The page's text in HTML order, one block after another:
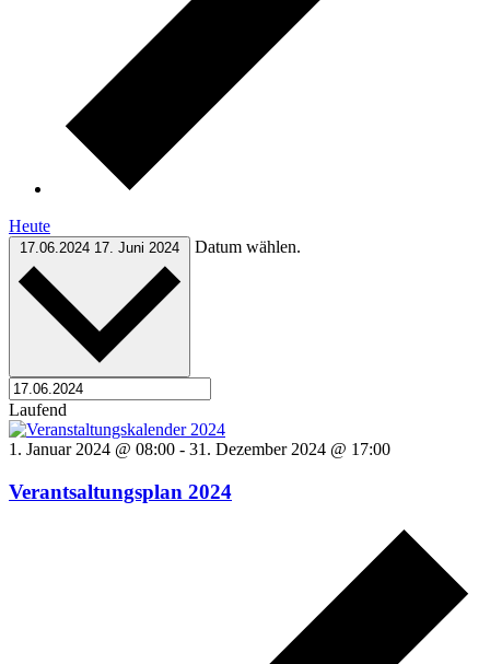
Heute
17.06.2024 17. Juni 2024 Datum wählen.
Laufend
1. Januar 2024 @ 08:00 - 31. Dezember 2024 @ 17:00
Verantsaltungsplan 2024